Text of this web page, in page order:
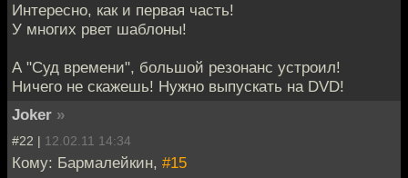
Интересно, как и первая часть!
У многих рвет шаблоны!
А "Суд времени", большой резонанс устроил!
Ничего не скажешь! Нужно выпускать на DVD!
Joker »
#22 | 12.02.11 14:34
Кому: Бармалейкин, #15